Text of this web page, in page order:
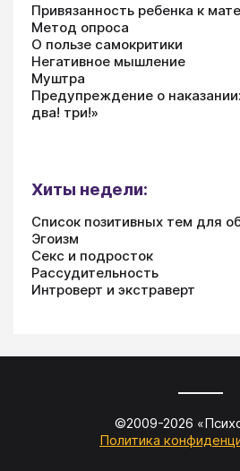
Привязанность ребенка к
Метод опроса
О пользе самокритики
Негативное мышление
Муштра
Предупреждение о
два! три!»
Хиты недели:
Список позитивных тем для
Эгоизм
Секс и подросток
Рассудительность
Интроверт и экстраверт
©2009-2026 «
Политика